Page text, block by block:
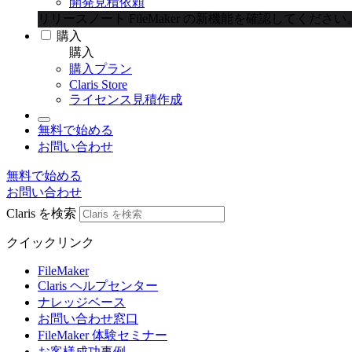
リリースノート
FileMaker の新機能を確認してください。
購入
購入
購入プラン
Claris Store
ライセンス見積作成
無料で始める
お問い合わせ
無料で始める
お問い合わせ
Claris を検索
クイックリンク
FileMaker
Claris ヘルプセンター
ナレッジベース
お問い合わせ窓口
FileMaker 体験セミナー